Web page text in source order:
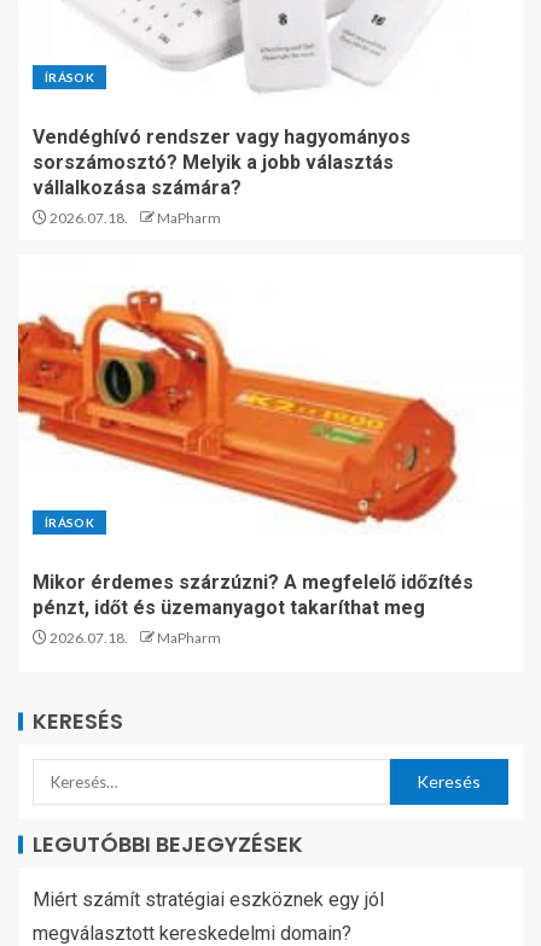
ÍRÁSOK
Vendéghívó rendszer vagy hagyományos
sorszámosztó? Melyik a jobb választás
vállalkozása számára?
2026.07.18. MaPharm
ÍRÁSOK
Mikor érdemes szárzúzni? A megfelelő időzítés
pénzt, időt és üzemanyagot takaríthat meg
2026.07.18. MaPharm
KERESÉS
LEGUTÓBBI BEJEGYZÉSEK
Miért számít stratégiai eszköznek egy jól
megválasztott kereskedelmi domain?